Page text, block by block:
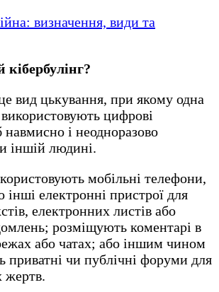
визначення, види та
вид цькування, при якому одна
використовують цифрові
навмисно і неодноразово
іншій людині.
мобільні телефони,
електронні пристрої для
електронних листів або
розміщують коментарі в
або чатах; або іншим чином
приватні чи публічні форуми для
жертв.